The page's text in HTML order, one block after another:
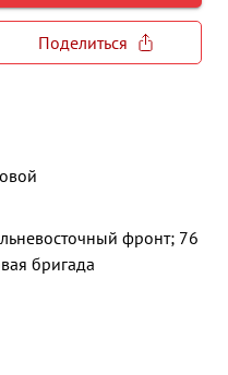
Поделиться
фронт; 76
бригада